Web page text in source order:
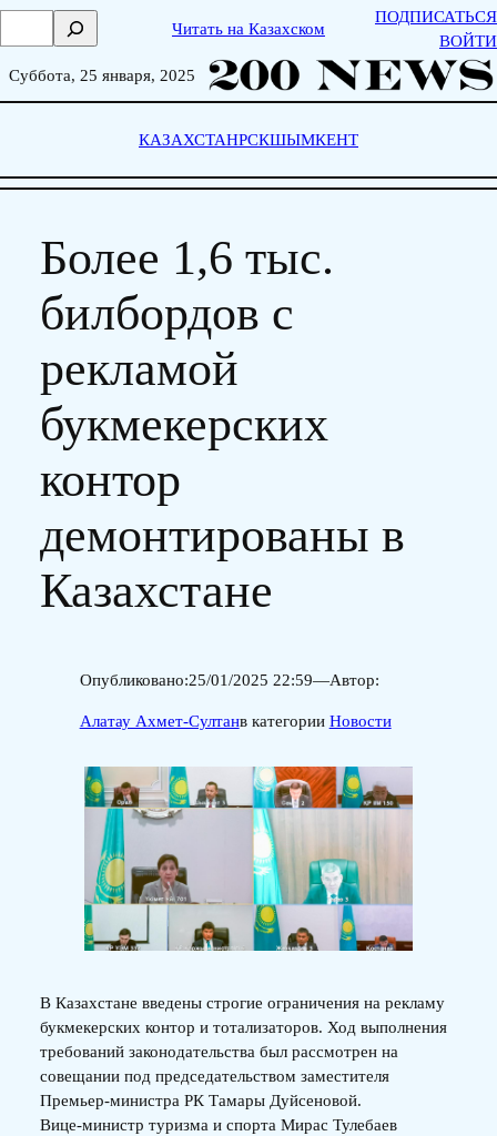
Skip
о
Читать на Казахском
ПОДПИСАТЬСЯ
ВОЙТИ
Суббота, 25 января, 2025
КАЗАХСТАНРСКШЫМКЕНТ
Более 1,6 тыс.
билбордов с
рекламой
букмекерских
контор
демонтированы в
Казахстане
Опубликовано:25/01/2025 22:59—Автор:
Алатау Ахмет-Султанв категории Новости
В Казахстане введены строгие ограничения на рекламу
букмекерских контор и тотализаторов. Ход выполнения
требований законодательства был рассмотрен на
совещании под председательством заместителя
Премьер-министра РК Тамары Дуйсеновой.
Вице-министр туризма и спорта Мирас Тулебаев